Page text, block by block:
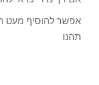
אפשר להוסיף מעט
תהנו